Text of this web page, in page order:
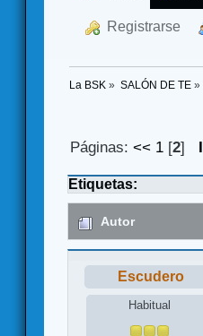
Registrarse
La BSK » SALÓN DE TE »
Páginas:<< 1 [2]
Etiquetas:
Autor
Escudero
Habitual